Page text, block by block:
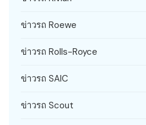
ข่าวรถ Roewe
ข่าวรถ Rolls-Royce
ข่าวรถ SAIC
ข่าวรถ Scout